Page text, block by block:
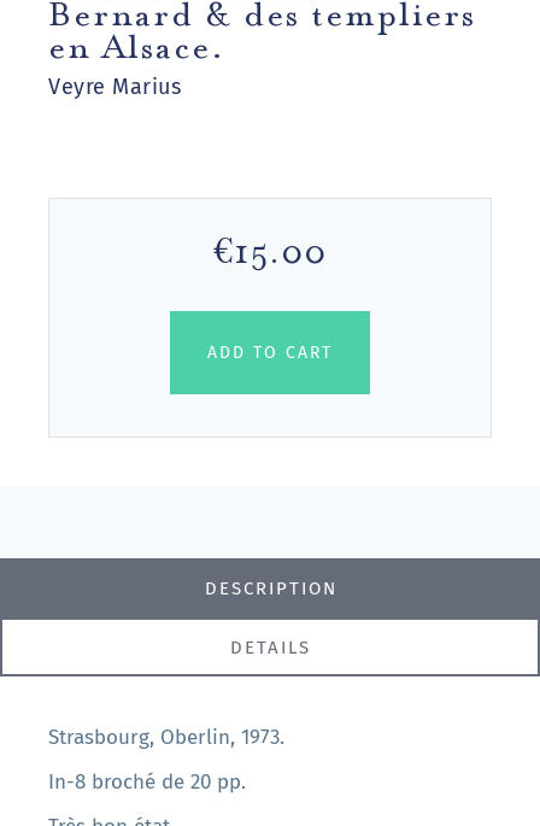
Bernard & des templiers
en Alsace.
Veyre Marius
€15.00
ADD TO CART
DESCRIPTION
DETAILS
Strasbourg, Oberlin, 1973.
In-8 broché de 20 pp.